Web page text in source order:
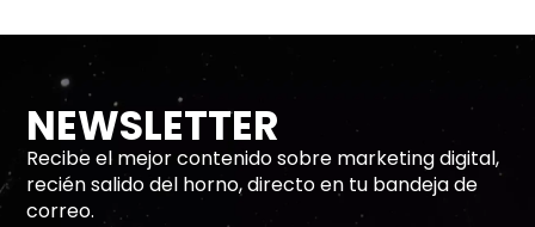
NEWSLETTER
Recibe el mejor contenido sobre marketing digital,
recién salido del horno, directo en tu bandeja de
correo.